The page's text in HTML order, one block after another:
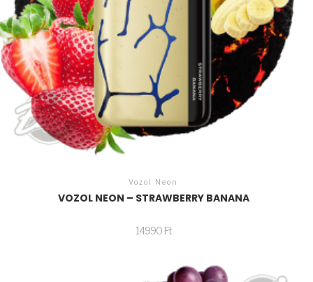
Vozol Neon
VOZOL NEON – STRAWBERRY BANANA
14990 Ft